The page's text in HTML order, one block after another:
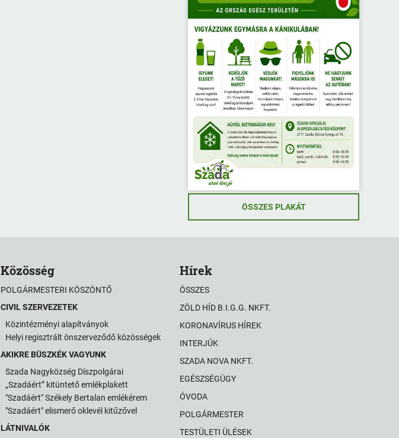
ÖSSZES PLAKÁT
Közösség
POLGÁRMESTERI KÖSZÖNTŐ
CIVIL SZERVEZETEK
Közintézményi alapítványok
Helyi regisztrált önszerveződő közösségek
AKIKRE BÜSZKÉK VAGYUNK
Szada Nagyközség Díszpolgárai
„Szadáért” kitüntető emlékplakett
"Szadáért" Székely Bertalan emlékérem
"Szadáért" elismerő oklevél kitűzővel
LÁTNIVALÓK
Hírek
ÖSSZES
ZÖLD HÍD B.I.G.G. NKFT.
KORONAVÍRUS HÍREK
INTERJÚK
SZADA NOVA NKFT.
EGÉSZSÉGÜGY
ÓVODA
POLGÁRMESTER
TESTÜLETI ÜLÉSEK